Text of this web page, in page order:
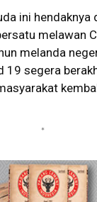
ini
melawan
melanda
19 segera
*